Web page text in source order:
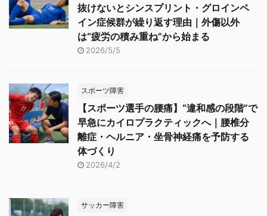
抜けないとシンスプリント・グロインペ
イン症候群が繰り返す理由｜外傷以外
は“疲労の積み重ね”から始まる
2026/5/5
スポーツ障害
【スポーツ選手の腰痛】“違和感の段階”で
早急にカイロプラクティックへ｜腰椎分
離症・ヘルニア・坐骨神経痛を予防する
体づくり
2026/4/2
サッカー障害